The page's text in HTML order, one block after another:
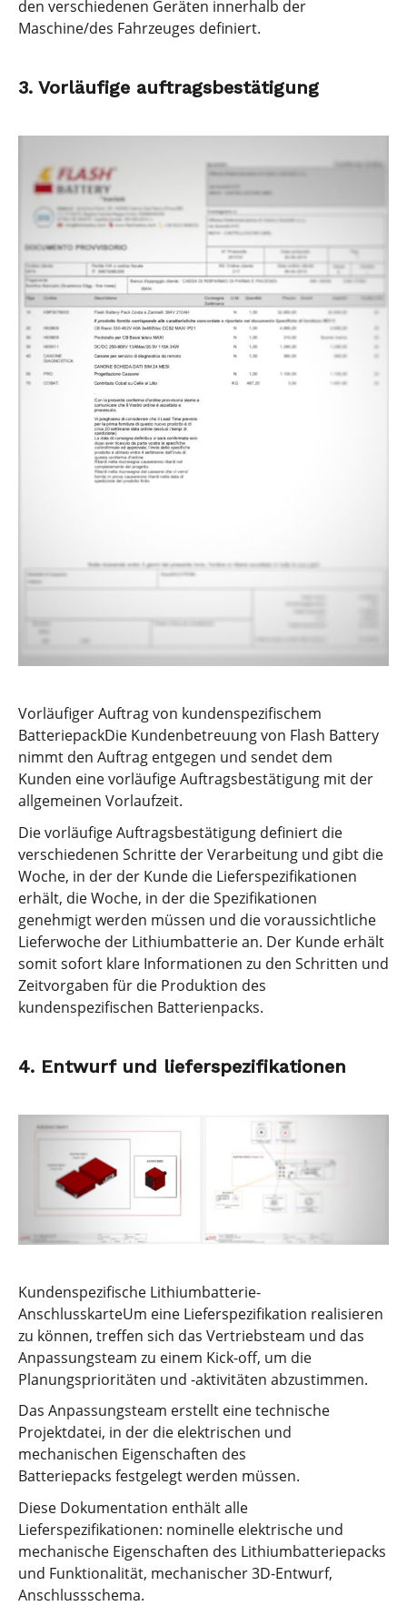
den verschiedenen Geräten innerhalb der
Maschine/des Fahrzeuges definiert.
3. Vorläufige auftragsbestätigung
Vorläufiger Auftrag von kundenspezifischem
BatteriepackDie Kundenbetreuung von Flash Battery
nimmt den Auftrag entgegen und sendet dem
Kunden eine vorläufige Auftragsbestätigung mit der
allgemeinen Vorlaufzeit.
Die vorläufige Auftragsbestätigung definiert die
verschiedenen Schritte der Verarbeitung und gibt die
Woche, in der der Kunde die Lieferspezifikationen
erhält, die Woche, in der die Spezifikationen
genehmigt werden müssen und die voraussichtliche
Lieferwoche der Lithiumbatterie an. Der Kunde erhält
somit sofort klare Informationen zu den Schritten und
Zeitvorgaben für die Produktion des
kundenspezifischen Batterienpacks.
4. Entwurf und lieferspezifikationen
Kundenspezifische Lithiumbatterie-
AnschlusskarteUm eine Lieferspezifikation realisieren
zu können, treffen sich das Vertriebsteam und das
Anpassungsteam zu einem Kick-off, um die
Planungsprioritäten und -aktivitäten abzustimmen.
Das Anpassungsteam erstellt eine technische
Projektdatei, in der die elektrischen und
mechanischen Eigenschaften des
Batteriepacks festgelegt werden müssen.
Diese Dokumentation enthält alle
Lieferspezifikationen: nominelle elektrische und
mechanische Eigenschaften des Lithiumbatteriepacks
und Funktionalität, mechanischer 3D-Entwurf,
Anschlussschema.